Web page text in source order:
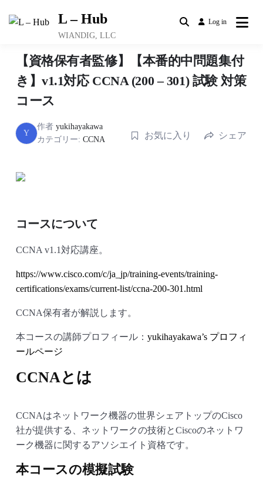
L – Hub
WIANDIG, LLC
Log in
【資格保有者監修】【本番的中問題集付
き】v1.1対応 CCNA (200 – 301) 試験 対策
コース
Y
作者 yukihayakawa
カテゴリー: CCNA お気に入り シェア
コースについて
CCNA v1.1対応講座。
https://www.cisco.com/c/ja_jp/training-events/training-
certifications/exams/current-list/ccna-200-301.html
CCNA保有者が解説します。
本コースの講師プロフィール： yukihayakawa’s プロフィ
ールページ
CCNAとは
CCNAはネットワーク機器の世界シェアトップのCisco
社が提供する、ネットワークの技術とCiscoのネットワ
ーク機器に関するアソシエイト資格です。
本コースの模擬試験